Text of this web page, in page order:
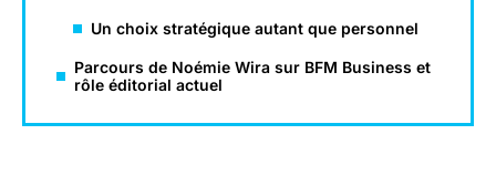
Un choix stratégique autant que personnel
Parcours de Noémie Wira sur BFM Business et
rôle éditorial actuel